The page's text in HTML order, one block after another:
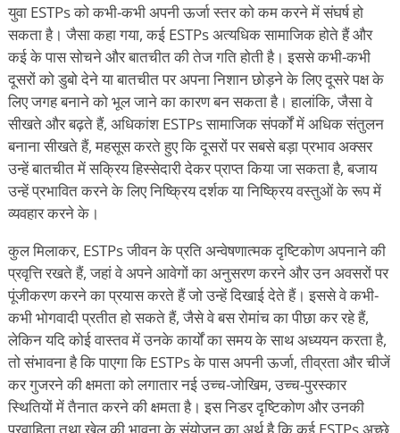
युवा ESTPs को कभी-कभी अपनी ऊर्जा स्तर को कम करने में संघर्ष हो
सकता है। जैसा कहा गया, कई ESTPs अत्यधिक सामाजिक होते हैं और
कई के पास सोचने और बातचीत की तेज गति होती है। इससे कभी-कभी
दूसरों को डुबो देने या बातचीत पर अपना निशान छोड़ने के लिए दूसरे पक्ष के
लिए जगह बनाने को भूल जाने का कारण बन सकता है। हालांकि, जैसा वे
सीखते और बढ़ते हैं, अधिकांश ESTPs सामाजिक संपर्कों में अधिक संतुलन
बनाना सीखते हैं, महसूस करते हुए कि दूसरों पर सबसे बड़ा प्रभाव अक्सर
उन्हें बातचीत में सक्रिय हिस्सेदारी देकर प्राप्त किया जा सकता है, बजाय
उन्हें प्रभावित करने के लिए निष्क्रिय दर्शक या निष्क्रिय वस्तुओं के रूप में
व्यवहार करने के।
कुल मिलाकर, ESTPs जीवन के प्रति अन्वेषणात्मक दृष्टिकोण अपनाने की
प्रवृत्ति रखते हैं, जहां वे अपने आवेगों का अनुसरण करने और उन अवसरों पर
पूंजीकरण करने का प्रयास करते हैं जो उन्हें दिखाई देते हैं। इससे वे कभी-
कभी भोगवादी प्रतीत हो सकते हैं, जैसे वे बस रोमांच का पीछा कर रहे हैं,
लेकिन यदि कोई वास्तव में उनके कार्यों का समय के साथ अध्ययन करता है,
तो संभावना है कि पाएगा कि ESTPs के पास अपनी ऊर्जा, तीव्रता और चीजें
कर गुजरने की क्षमता को लगातार नई उच्च-जोखिम, उच्च-पुरस्कार
स्थितियों में तैनात करने की क्षमता है। इस निडर दृष्टिकोण और उनकी
प्रवाहिता तथा खेल की भावना के संयोजन का अर्थ है कि कई ESTPs अच्छे